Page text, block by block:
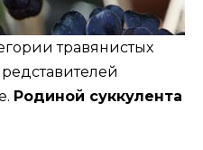
травянистых
Родиной суккулента